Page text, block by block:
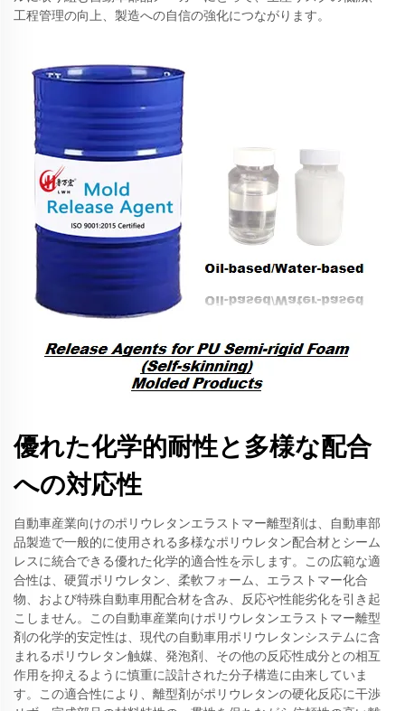
工程管理の向上、製造への自信の強化につながります。
優れた化学的耐性と多様な配合
への対応性
自動車産業向けのポリウレタンエラストマー離型剤は、自動車部
品製造で一般的に使用される多様なポリウレタン配合材とシーム
レスに統合できる優れた化学的適合性を示します。この広範な適
合性は、硬質ポリウレタン、柔軟フォーム、エラストマー化合
物、および特殊自動車用配合材を含み、反応や性能劣化を引き起
こしません。この自動車産業向けポリウレタンエラストマー離型
剤の化学的安定性は、現代の自動車用ポリウレタンシステムに含
まれるポリウレタン触媒、発泡剤、その他の反応性成分との相互
作用を抑えるように慎重に設計された分子構造に由来していま
す。この適合性により、離型剤がポリウレタンの硬化反応に干渉